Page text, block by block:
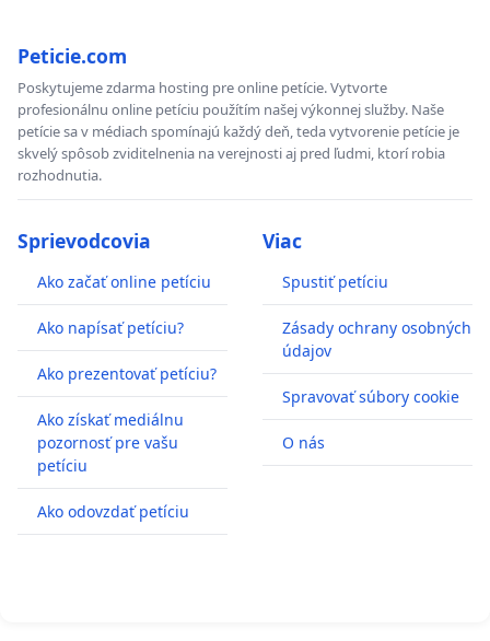
Peticie.com
Poskytujeme zdarma hosting pre online petície. Vytvorte
profesionálnu online petíciu použítím našej výkonnej služby. Naše
petície sa v médiach spomínajú každý deň, teda vytvorenie petície je
skvelý spôsob zviditelnenia na verejnosti aj pred ľudmi, ktorí robia
rozhodnutia.
Sprievodcovia
Ako začať online petíciu
Ako napísať petíciu?
Ako prezentovať petíciu?
Ako získať mediálnu
pozornosť pre vašu
petíciu
Ako odovzdať petíciu
Viac
Spustiť petíciu
Zásady ochrany osobných
údajov
Spravovať súbory cookie
O nás